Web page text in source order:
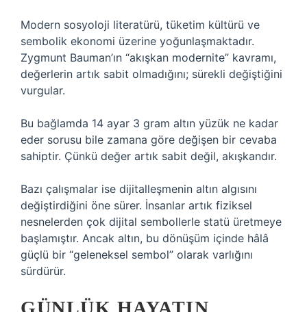
Modern sosyoloji literatürü, tüketim kültürü ve
sembolik ekonomi üzerine yoğunlaşmaktadır.
Zygmunt Bauman’ın “akışkan modernite” kavramı,
değerlerin artık sabit olmadığını; sürekli değiştiğini
vurgular.
Bu bağlamda 14 ayar 3 gram altın yüzük ne kadar
eder sorusu bile zamana göre değişen bir cevaba
sahiptir. Çünkü değer artık sabit değil, akışkandır.
Bazı çalışmalar ise dijitalleşmenin altın algısını
değiştirdiğini öne sürer. İnsanlar artık fiziksel
nesnelerden çok dijital sembollerle statü üretmeye
başlamıştır. Ancak altın, bu dönüşüm içinde hâlâ
güçlü bir “geleneksel sembol” olarak varlığını
sürdürür.
GÜNLÜK HAYATIN